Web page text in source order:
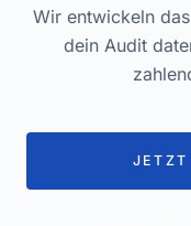
Wir entwickeln
dein Audit
JETZT